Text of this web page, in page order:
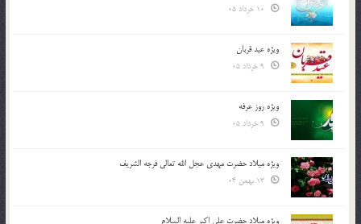
ویژه عید قربان
ویژه روز عرفه
ویژه میلاد حضرت مهدی عجل الله تعالی فرجه الشريف
ویژه میلاد حضرت علی اکبر علیه السلام